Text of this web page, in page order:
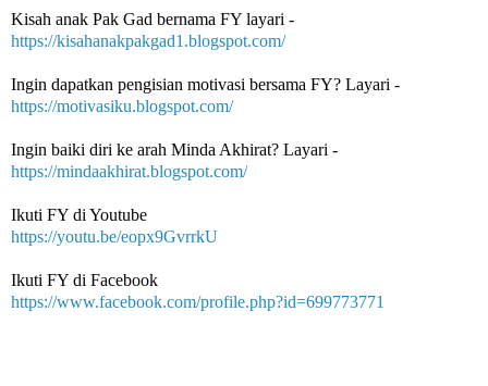
Kisah anak Pak Gad bernama FY layari -
https://kisahanakpakgad1.blogspot.com/
Ingin dapatkan pengisian motivasi bersama FY? Layari -
https://motivasiku.blogspot.com/
Ingin baiki diri ke arah Minda Akhirat? Layari -
https://mindaakhirat.blogspot.com/
Ikuti FY di Youtube
https://youtu.be/eopx9GvrrkU
Ikuti FY di Facebook
https://www.facebook.com/profile.php?id=699773771